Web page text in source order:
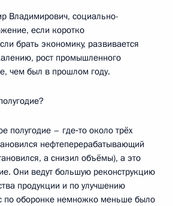
Владимирович, социально-
если коротко
брать экономику, развивается
рост промышленного
чем был в прошлом году.
полугодие – где‑то около трёх
нефтеперерабатывающий
а снизил объёмы), а это
Они ведут большую реконструкцию
продукции и по улучшению
по оборонке немножко меньше было